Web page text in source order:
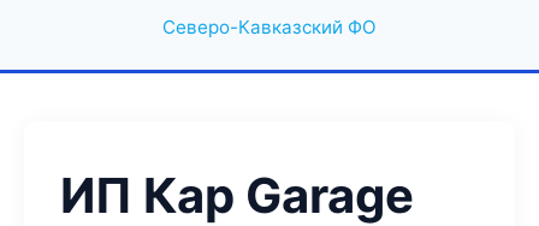
Северо-Кавказский ФО
ИП Кар Garage